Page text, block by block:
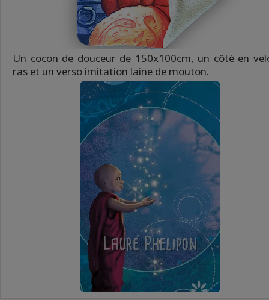
Un cocon de douceur de 150x100cm, un côté en
ras et un verso imitation laine de mouton.